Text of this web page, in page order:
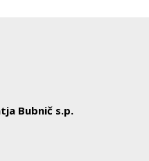
Bubnič s.p.